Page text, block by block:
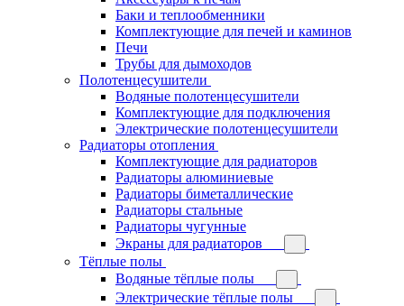
Баки и теплообменники
Комплектующие для печей и каминов
Печи
Трубы для дымоходов
Полотенцесушители
Водяные полотенцесушители
Комплектующие для подключения
Электрические полотенцесушители
Радиаторы отопления
Комплектующие для радиаторов
Радиаторы алюминиевые
Радиаторы биметаллические
Радиаторы стальные
Радиаторы чугунные
Экраны для радиаторов
Тёплые полы
Водяные тёплые полы
Электрические тёплые полы